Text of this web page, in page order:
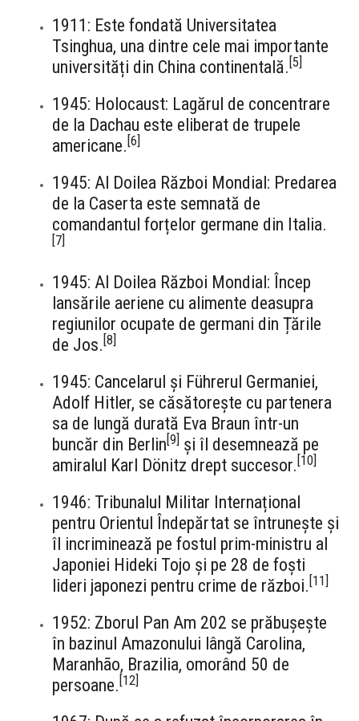
1911: Este fondată Universitatea
Tsinghua, una dintre cele mai importante
universități din China continentală. [5]
1945: Holocaust: Lagărul de concentrare
de la Dachau este eliberat de trupele
americane. [6]
1945: Al Doilea Război Mondial: Predarea
de la Caserta este semnată de
comandantul forțelor germane din Italia.
[7]
1945: Al Doilea Război Mondial: Încep
lansările aeriene cu alimente deasupra
regiunilor ocupate de germani din Țările
de Jos. [8]
1945: Cancelarul și Führerul Germaniei,
Adolf Hitler, se căsătorește cu partenera
sa de lungă durată Eva Braun într-un
buncăr din Berlin[9] și îl desemnează pe
amiralul Karl Dönitz drept succesor. [10]
1946: Tribunalul Militar Internațional
pentru Orientul Îndepărtat se întrunește și
îl incriminează pe fostul prim-ministru al
Japoniei Hideki Tojo și pe 28 de foști
lideri japonezi pentru crime de război. [11]
1952: Zborul Pan Am 202 se prăbușește
în bazinul Amazonului lângă Carolina,
Maranhão, Brazilia, omorând 50 de
persoane. [12]